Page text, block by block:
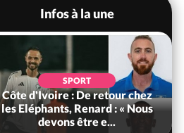
Infos à la une
SPORT
Côte d'Ivoire : De retour chez
les Eléphants, Renard : « Nous
devons être e...